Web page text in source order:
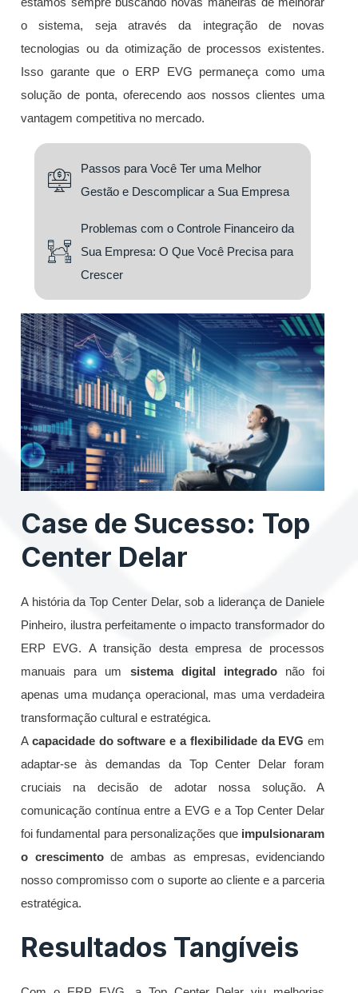
o sistema, seja através da integração de novas
tecnologias ou da otimização de processos existentes.
Isso garante que o ERP EVG permaneça como uma
solução de ponta, oferecendo aos nossos clientes uma
vantagem competitiva no mercado.
Passos para Você Ter uma Melhor
Gestão e Descomplicar a Sua Empresa
Problemas com o Controle Financeiro da
Sua Empresa: O Que Você Precisa para
Crescer
Case de Sucesso: Top
Center Delar
A história da Top Center Delar, sob a liderança de Daniele
Pinheiro, ilustra perfeitamente o impacto transformador do
ERP EVG. A transição desta empresa de processos
manuais para um sistema digital integradonão foi
apenas uma mudança operacional, mas uma verdadeira
transformação cultural e estratégica.
A capacidade do software e a flexibilidade da EVG em
adaptar-se às demandas da Top Center Delar foram
cruciais na decisão de adotar nossa solução. A
comunicação contínua entre a EVG e a Top Center Delar
foi fundamental para personalizações que impulsionaram
o crescimentode ambas as empresas, evidenciando
nosso compromisso com o suporte ao cliente e a parceria
estratégica.
Resultados Tangíveis